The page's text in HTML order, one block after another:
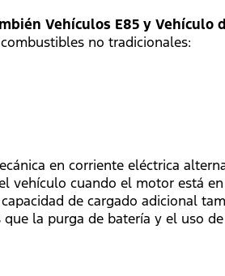
Vehículos E85 y Vehículo
no tradicionales:
en corriente eléctrica
vehículo cuando el motor está
de cargado adicional
la purga de batería y el uso